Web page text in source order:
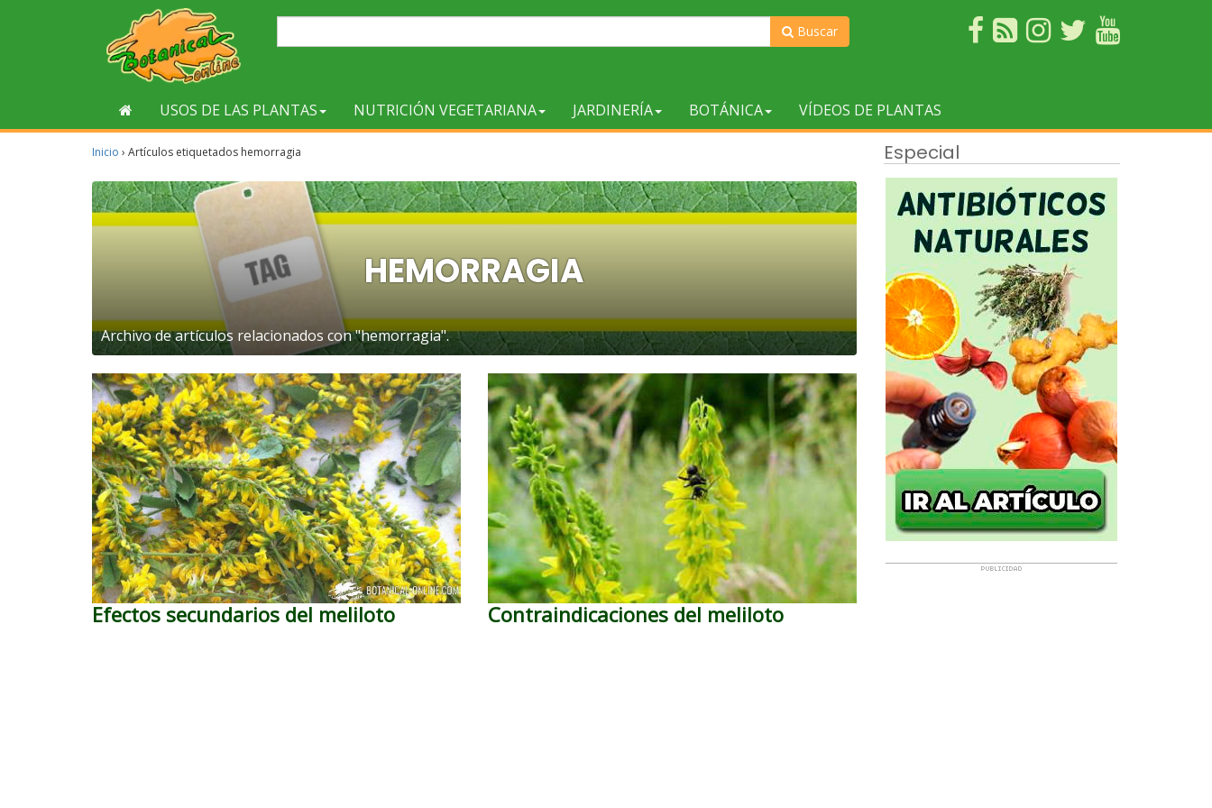
Buscar
USOS DE LAS PLANTAS NUTRICIÓN VEGETARIANA JARDINERÍA BOTÁNICA VÍDEOS DE PLANTAS
Inicio › Artículos etiquetados hemorragia
HEMORRAGIA
Archivo de artículos relacionados con "hemorragia".
Efectos secundarios del meliloto Contraindicaciones del meliloto
Especial